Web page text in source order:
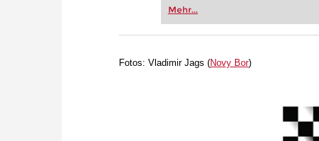
Vereinsschachs machen oder
zuvor.
Mehr...
Fotos: Vladimir Jags (Novy Bor)